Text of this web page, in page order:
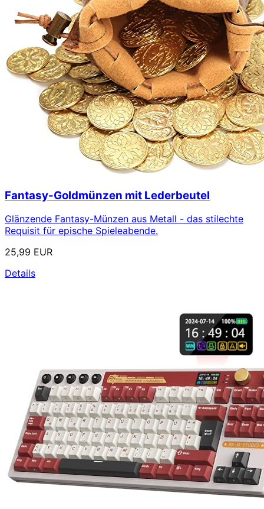
Fantasy-Goldmünzen mit Lederbeutel
Glänzende Fantasy-Münzen aus Metall - das stilechte
Requisit für epische Spieleabende.
25,99 EUR
Details